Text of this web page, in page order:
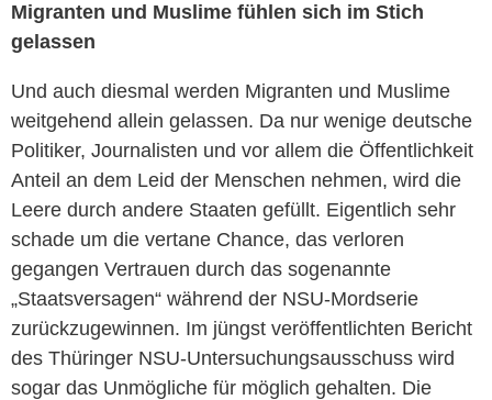
Migranten und Muslime fühlen sich im Stich
gelassen
Und auch diesmal werden Migranten und Muslime
weitgehend allein gelassen. Da nur wenige deutsche
Politiker, Journalisten und vor allem die Öffentlichkeit
Anteil an dem Leid der Menschen nehmen, wird die
Leere durch andere Staaten gefüllt. Eigentlich sehr
schade um die vertane Chance, das verloren
gegangen Vertrauen durch das sogenannte
„Staatsversagen“ während der NSU-Mordserie
zurückzugewinnen. Im jüngst veröffentlichten Bericht
des Thüringer NSU-Untersuchungsausschuss wird
sogar das Unmögliche für möglich gehalten. Die